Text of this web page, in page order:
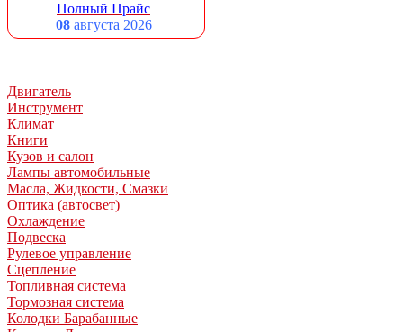
Полный Прайс
08августа 2026
Двигатель
Инструмент
Климат
Книги
Кузов и салон
Лампы автомобильные
Масла, Жидкости, Смазки
Оптика (автосвет)
Охлаждение
Подвеска
Рулевое управление
Сцепление
Топливная система
Тормозная система
Колодки Барабанные